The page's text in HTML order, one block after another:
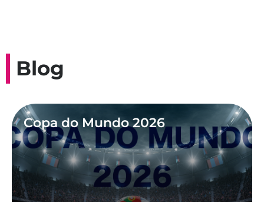
Blog
Copa do Mundo 2026